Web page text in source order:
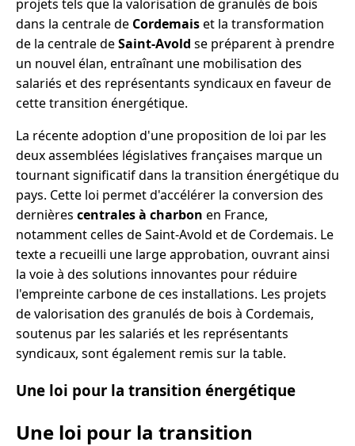
projets tels que la valorisation de granulés de bois
dans la centrale de Cordemaiset la transformation
de la centrale deSaint-Avold se préparent à prendre
un nouvel élan, entraînant une mobilisation des
salariés et des représentants syndicaux en faveur de
cette transition énergétique.
La récente adoption d'une proposition de loi par les
deux assemblées législatives françaises marque un
tournant significatif dans la transition énergétique du
pays. Cette loi permet d'accélérer la conversion des
dernières centrales à charbon en France,
notamment celles de Saint-Avold et de Cordemais. Le
texte a recueilli une large approbation, ouvrant ainsi
la voie à des solutions innovantes pour réduire
l'empreinte carbone de ces installations. Les projets
de valorisation des granulés de bois à Cordemais,
soutenus par les salariés et les représentants
syndicaux, sont également remis sur la table.
Une loi pour la transition énergétique
Une loi pour la transition